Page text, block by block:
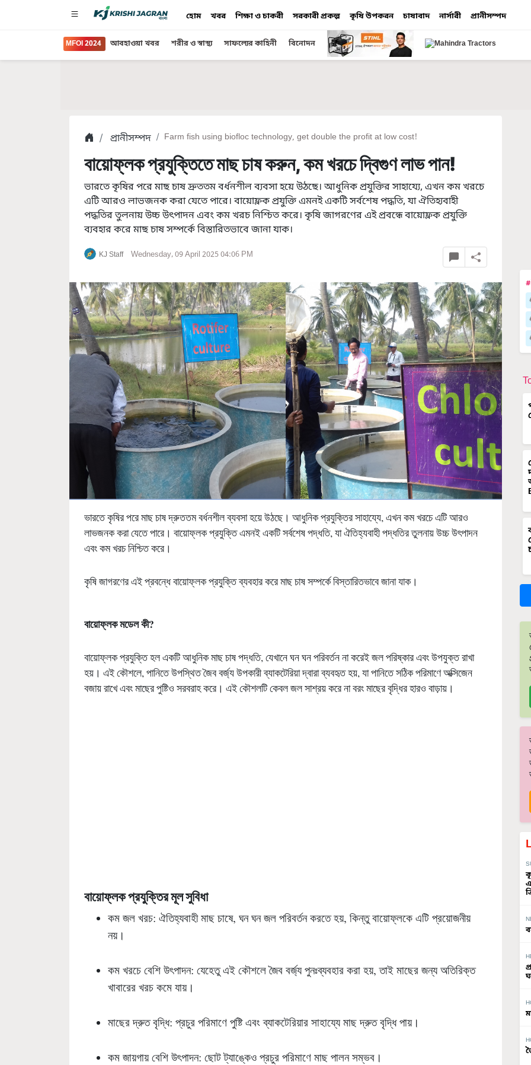
হোম খবর শিক্ষা ও চাকরী সরকারী প্রকল্প কৃষি উপকরন চাষাবাদ নার্সারী প্রানীসম্পদ
MFOI 2024 আবহাওয়া খবর শরীর ও স্বাস্থ্য সাফল্যের কাহিনী বিনোদন
প্রানীসম্পদ Farm fish using biofloc technology, get double the profit at low cost!
বায়োফ্লক প্রযুক্তিতে মাছ চাষ করুন, কম খরচে দ্বিগুণ লাভ পান!
ভারতে কৃষির পরে মাছ চাষ দ্রুততম বর্ধনশীল ব্যবসা হয়ে উঠছে। আধুনিক প্রযুক্তির সাহায্যে, এখন কম খরচে
এটি আরও লাভজনক করা যেতে পারে। বায়োফ্লক প্রযুক্তি এমনই একটি সর্বশেষ পদ্ধতি, যা ঐতিহ্যবাহী
পদ্ধতির তুলনায় উচ্চ উৎপাদন এবং কম খরচ নিশ্চিত করে। কৃষি জাগরণের এই প্রবন্ধে বায়োফ্লক প্রযুক্তি
ব্যবহার করে মাছ চাষ সম্পর্কে বিস্তারিতভাবে জানা যাক।
KJ Staff Wednesday, 09 April 2025 04:06 PM
ভারতে কৃষির পরে মাছ চাষ দ্রুততম বর্ধনশীল ব্যবসা হয়ে উঠছে। আধুনিক প্রযুক্তির সাহায্যে, এখন কম খরচে এটি আরও
লাভজনক করা যেতে পারে। বায়োফ্লক প্রযুক্তি এমনই একটি সর্বশেষ পদ্ধতি, যা ঐতিহ্যবাহী পদ্ধতির তুলনায় উচ্চ উৎপাদন
এবং কম খরচ নিশ্চিত করে।
কৃষি জাগরণের এই প্রবন্ধে বায়োফ্লক প্রযুক্তি ব্যবহার করে মাছ চাষ সম্পর্কে বিস্তারিতভাবে জানা যাক।
বায়োফ্লক মডেল কী?
বায়োফ্লক প্রযুক্তি হল একটি আধুনিক মাছ চাষ পদ্ধতি, যেখানে ঘন ঘন পরিবর্তন না করেই জল পরিষ্কার এবং উপযুক্ত রাখা
হয়। এই কৌশলে, পানিতে উপস্থিত জৈব বর্জ্য উপকারী ব্যাকটেরিয়া দ্বারা ব্যবহৃত হয়, যা পানিতে সঠিক পরিমাণে অক্সিজেন
বজায় রাখে এবং মাছের পুষ্টিও সরবরাহ করে। এই কৌশলটি কেবল জল সাশ্রয় করে না বরং মাছের বৃদ্ধির হারও বাড়ায়।
বায়োফ্লক প্রযুক্তির মূল সুবিধা
কম জল খরচ: ঐতিহ্যবাহী মাছ চাষে, ঘন ঘন জল পরিবর্তন করতে হয়, কিন্তু বায়োফ্লকে এটি প্রয়োজনীয়
নয়।
কম খরচে বেশি উৎপাদন: যেহেতু এই কৌশলে জৈব বর্জ্য পুনঃব্যবহার করা হয়, তাই মাছের জন্য অতিরিক্ত
খাবারের খরচ কমে যায়।
মাছের দ্রুত বৃদ্ধি: প্রচুর পরিমাণে পুষ্টি এবং ব্যাকটেরিয়ার সাহায্যে মাছ দ্রুত বৃদ্ধি পায়।
কম জায়গায় বেশি উৎপাদন: ছোট ট্যাঙ্কেও প্রচুর পরিমাণে মাছ পালন সম্ভব।